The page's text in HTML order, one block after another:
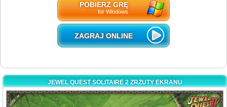
POBIERZ GRĘ
for Windows
ZAGRAJ ONLINE
JEWEL QUEST SOLITAIRE 2 ZRZUTY EKRANU